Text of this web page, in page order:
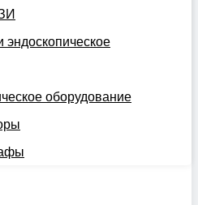
эндоскопическое
оборудование